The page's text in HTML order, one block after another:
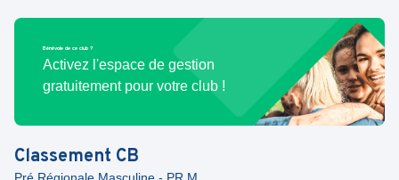
Bénévole de ce club ?
Activez l'espace de gestion
gratuitement pour votre club !
Classement CB